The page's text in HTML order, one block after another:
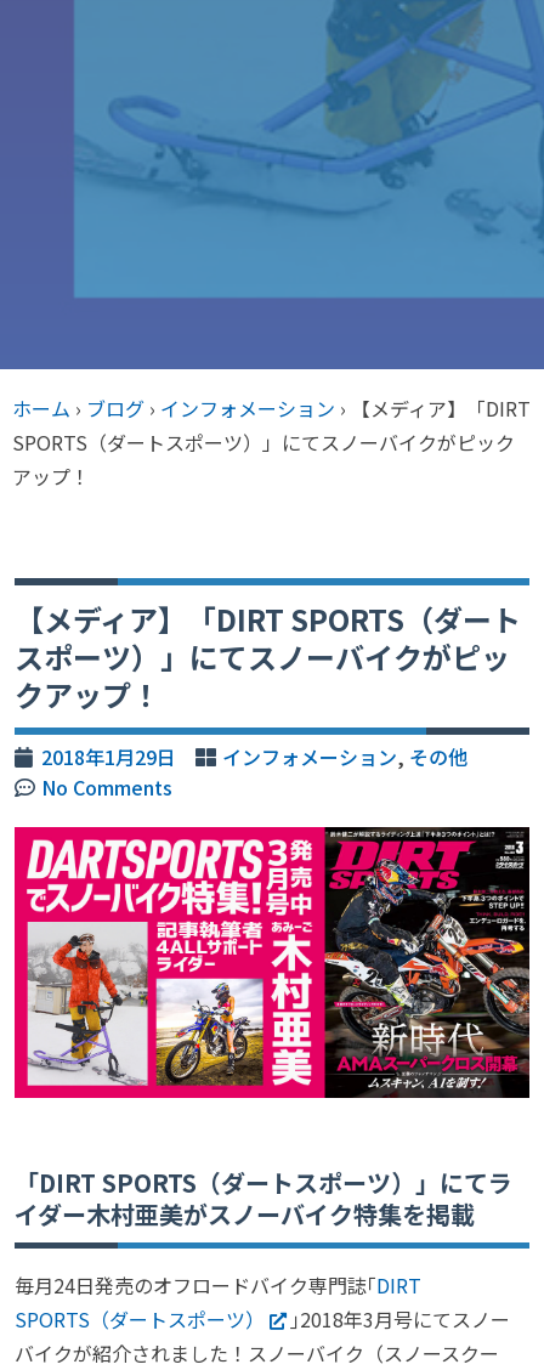
ホーム › ブログ › インフォメーション › 【メディア】「DIRT
SPORTS（ダートスポーツ）」にてスノーバイクがピック
アップ！
【メディア】「DIRT SPORTS（ダート
スポーツ）」にてスノーバイクがピッ
クアップ！
2018年1月29日 インフォメーション, その他
No Comments
「DIRT SPORTS（ダートスポーツ）」にてラ
イダー木村亜美がスノーバイク特集を掲載
毎月24日発売のオフロードバイク専門誌｢DIRT
SPORTS（ダートスポーツ）
｣2018年3月号にてスノー
バイクが紹介されました！スノーバイク（スノースクー